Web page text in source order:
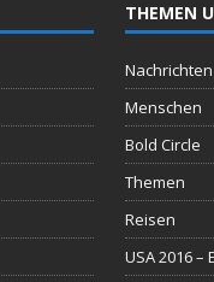
THEMEN
Nachrichten
Menschen
Bold Circle
Themen
Reisen
USA 2016